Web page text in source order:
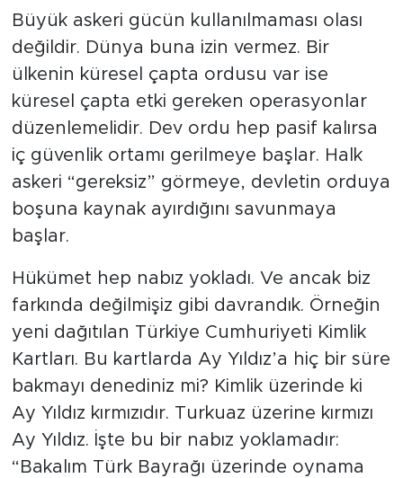
Büyük askeri gücün kullanılmaması olası
değildir. Dünya buna izin vermez. Bir
ülkenin küresel çapta ordusu var ise
küresel çapta etki gereken operasyonlar
düzenlemelidir. Dev ordu hep pasif kalırsa
iç güvenlik ortamı gerilmeye başlar. Halk
askeri “gereksiz” görmeye, devletin orduya
boşuna kaynak ayırdığını savunmaya
başlar.
Hükümet hep nabız yokladı. Ve ancak biz
farkında değilmişiz gibi davrandık. Örneğin
yeni dağıtılan Türkiye Cumhuriyeti Kimlik
Kartları. Bu kartlarda Ay Yıldız’a hiç bir süre
bakmayı denediniz mi? Kimlik üzerinde ki
Ay Yıldız kırmızıdır. Turkuaz üzerine kırmızı
Ay Yıldız. İşte bu bir nabız yoklamadır:
“Bakalım Türk Bayrağı üzerinde oynama